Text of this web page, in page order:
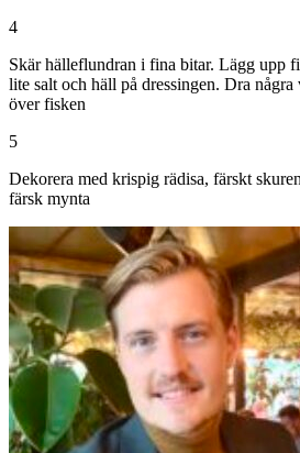
4
Skär hälleflundran i fina bitar. Lägg upp
lite salt och häll på dressingen. Dra
över fisken
5
Dekorera med krispig rädisa, färskt
färsk mynta